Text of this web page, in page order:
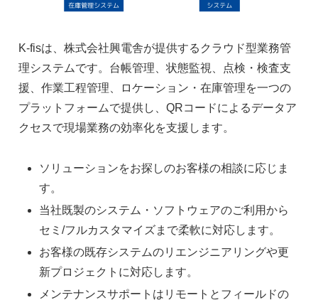
K-fisは、株式会社興電舎が提供するクラウド型業務管
理システムです。台帳管理、状態監視、点検・検査支
援、作業工程管理、ロケーション・在庫管理を一つの
プラットフォームで提供し、QRコードによるデータア
クセスで現場業務の効率化を支援します。
ソリューションをお探しのお客様の相談に応じま
す。
当社既製のシステム・ソフトウェアのご利用から
セミ/フルカスタマイズまで柔軟に対応します。
お客様の既存システムのリエンジニアリングや更
新プロジェクトに対応します。
メンテナンスサポートはリモートとフィールドの